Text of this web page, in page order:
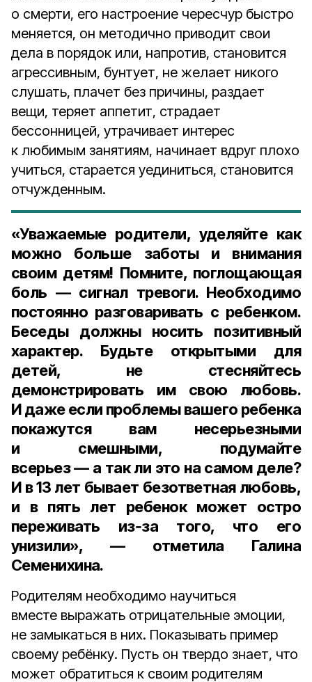
о смерти, его настроение чересчур быстро
меняется, он методично приводит свои
дела в порядок или, напротив, становится
агрессивным, бунтует, не желает никого
слушать, плачет без причины, раздает
вещи, теряет аппетит, страдает
бессонницей, утрачивает интерес
к любимым занятиям, начинает вдруг плохо
учиться, старается уединиться, становится
отчужденным.
«Уважаемые родители, уделяйте как
можно больше заботы и внимания
своим детям! Помните, поглощающая
боль — сигнал тревоги. Необходимо
постоянно разговаривать с ребенком.
Беседы должны носить позитивный
характер. Будьте открытыми для
детей, не стесняйтесь
демонстрировать им свою любовь.
И даже если проблемы вашего ребенка
покажутся вам несерьезными
и смешными, подумайте
всерьез — а так ли это на самом деле?
И в13 лет бывает безответная любовь,
и в пять лет ребенок может остро
переживать из‑за того, что его
унизили», — отметила Галина
Семенихина.
Родителям необходимо научиться
вместе выражать отрицательные эмоции,
не замыкаться в них. Показывать пример
своему ребёнку. Пусть он твердо знает, что
может обратиться к своим родителям